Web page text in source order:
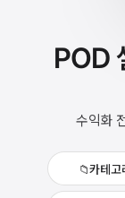
POD
수익화
📁카테고